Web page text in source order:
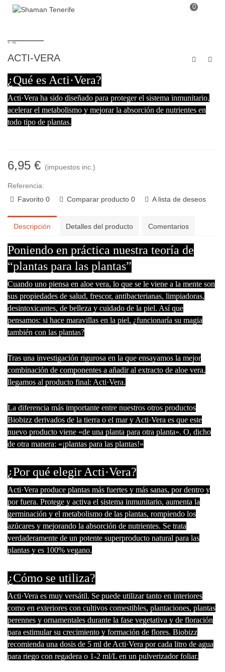
0
ACTI-VERA
¿Qué es Acti·Vera?
Acti·Vera ha sido diseñado para proteger el sistema inmunitario,
acelerar el metabolismo y mejorar la absorción de nutrientes en
todo tipo de plantas.
6,95 € (impuestos inc.)
Referencia:
Favorito 0 Comparar producto 0 A lista de deseos
Descripción Detalles del producto Comentarios
Poniendo en práctica nuestra teoría de
“plantas para las plantas”
Cuando uno piensa en aloe vera, lo que se le viene a la mente son
sus propiedades de salud, frescor, antibacterianas, limpiadoras,
desintoxicantes, de belleza y cuidado de la piel. Así que
pensamos: si hace maravillas en la piel, ¿funcionaría su magia
también con las plantas?
Tras una investigación rigurosa en la que ensayamos la mejor
combinación de componentes a añadir al extracto de aloe vera,
llegamos al producto final: Acti·Vera.
La diferencia más importante entre nuestros otros productos
Biobizz derivados de la tierra o el mar y Acti·Vera es que este
nuevo producto viene «de una planta para otra planta». O, dicho
de otra manera: «¡plantas para las plantas!»
¿Por qué elegir Acti·Vera?
Acti·Vera produce plantas más fuertes y más sanas, por dentro y
por fuera. Protege y activa el sistema inmunitario, aumenta la
germinación y el metabolismo de las plantas, rompiendo los
azúcares y mejorando la absorción de nutrientes. Se trata
verdaderamente de un potente superproducto natural para las
plantas y es 100% vegano.
¿Cómo se utiliza?
Acti·Vera es muy versátil. Se puede utilizar tanto en interiores
como en exteriores con cultivos comestibles, plantaciones, plantas
perennes y ornamentales durante la fase vegetativa y de floración
para estimular su crecimiento y formación de flores. Biobizz
recomienda una dosis de 5 ml de Acti·Vera por cada litro de agua
para riego con regadera o 1-2 ml/L en un pulverizador foliar.